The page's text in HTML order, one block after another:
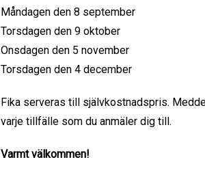
Måndagen den 8 september
Torsdagen den 9 oktober
Onsdagen den 5 november
Torsdagen den 4 december
Fika serveras till självkostnadspris.
varje tillfälle som du anmäler dig till.
Varmt välkommen!